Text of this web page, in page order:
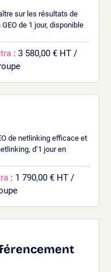
sur les résultats de
de 1 jour, disponible
: 3 580,00 € HT /
de netlinking efficace et
d’1 jour en
: 1 790,00 € HT /